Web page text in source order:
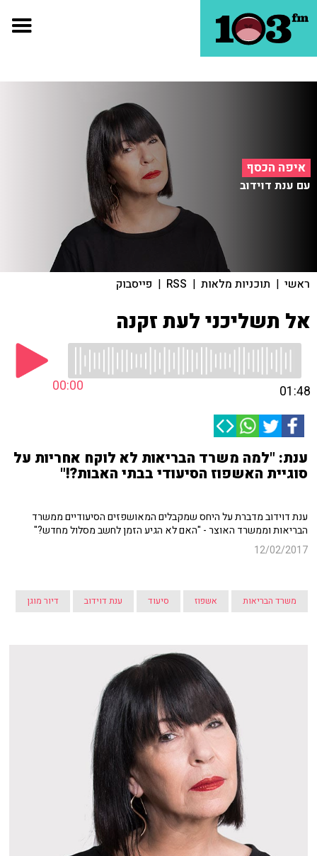
איפה הכסף
עם ענת דוידוב
ראשי | תוכניות מלאות |
RSS
| פייסבוק
אל תשליכני לעת זקנה
00:00 01:48
ענת: "למה משרד הבריאות לא לוקח אחריות על
סוגיית האשפוז הסיעודי בבתי האבות?!"
ענת דוידוב מדברת על היחס שמקבלים המאושפזים הסיעודיים ממשרד
הבריאות וממשרד האוצר - "האם לא הגיע הזמן לחשב מסלול מחדש?"
12/02/2017
משרד הבריאות אשפוז סיעוד ענת דוידוב דיור מוגן